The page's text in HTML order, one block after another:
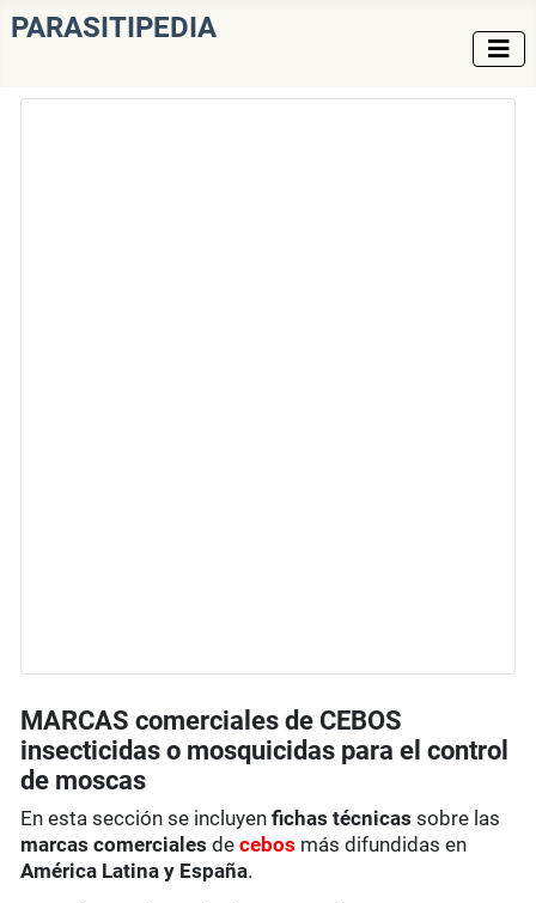
PARASITIPEDIA
MARCAS comerciales de CEBOS
insecticidas o mosquicidas para el control
de moscas
En esta sección se incluyenfichas técnicas sobre las
marcas comerciales de cebos más difundidas en
América Latina y España.